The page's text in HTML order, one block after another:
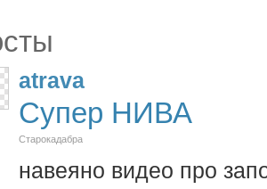
atrava
Супер НИВА
Старокадабра
навеяно видео про